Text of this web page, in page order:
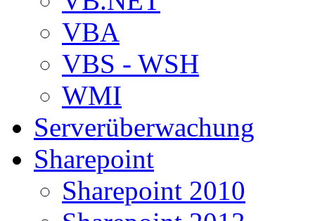
VBA
VBS - WSH
WMI
Serverüberwachung
Sharepoint
Sharepoint 2010